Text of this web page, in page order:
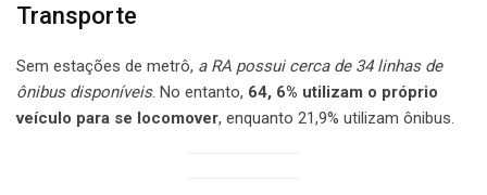
Transporte
Sem estações de metrô, a RA possui cerca de 34 linhas de
ônibus disponíveis. No entanto, 64, 6% utilizam o próprio
veículo para se locomover, enquanto 21,9% utilizam ônibus.